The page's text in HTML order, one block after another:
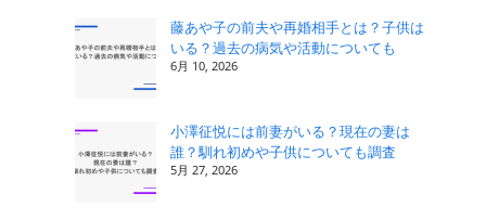
藤あや子の前夫や再婚相手とは？子供は
いる？過去の病気や活動についても
6月 10, 2026
小澤征悦には前妻がいる？現在の妻は
誰？馴れ初めや子供についても調査
5月 27, 2026